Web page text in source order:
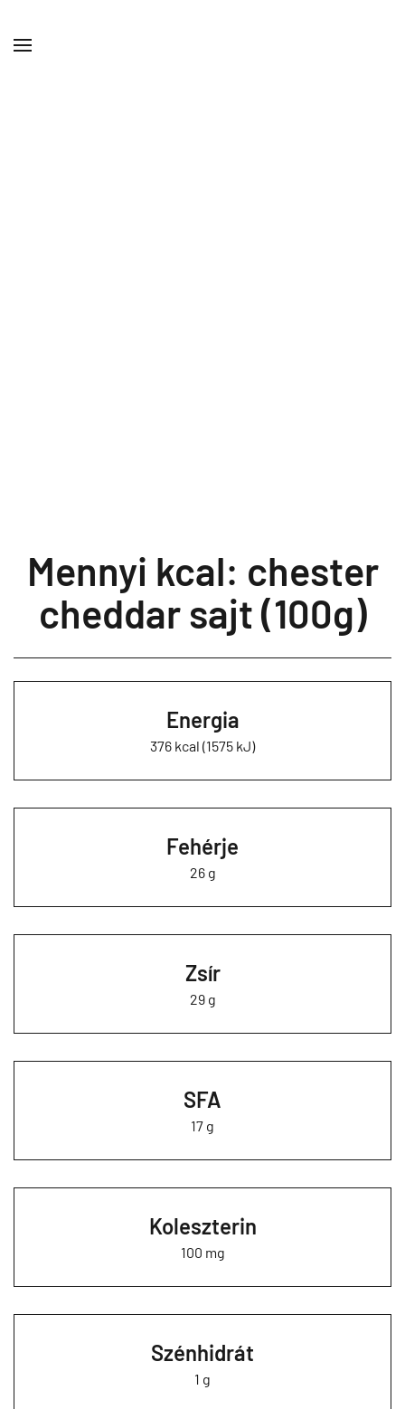
Mennyi kcal: chester
cheddar sajt (100g)
Energia
376 kcal (1575 kJ)
Fehérje
26 g
Zsír
29 g
SFA
17 g
Koleszterin
100 mg
Szénhidrát
1 g